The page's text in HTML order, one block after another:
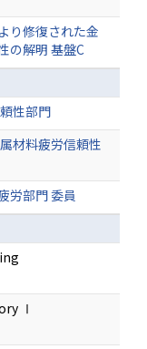
り修復された金
の解明 基盤C
性部門
材料疲労信頼性
労部門 委員
Ⅰ